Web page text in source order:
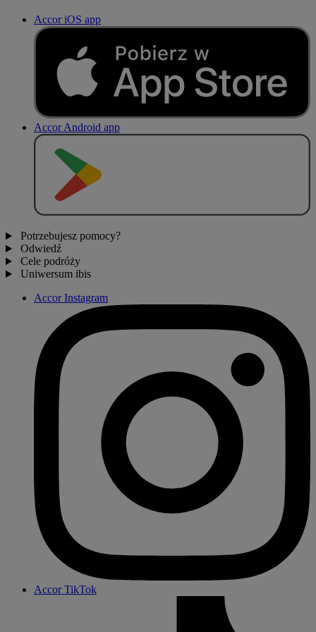
Accor iOS app
Accor Android app
Potrzebujesz pomocy?
Odwiedź
Cele podróży
Uniwersum ibis
Accor Instagram
Accor TikTok